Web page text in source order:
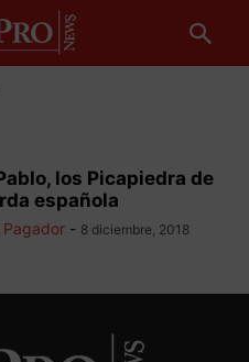
los Picapiedra de
española
Pagador - 8 diciembre, 2018